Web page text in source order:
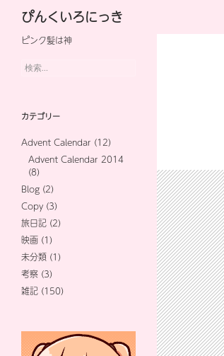
ぴんくいろにっき
ピンク髪は神
検
カテゴリー
Advent Calendar (12)
Advent Calendar 2014
(8)
Blog (2)
Copy (3)
旅日記 (2)
映画 (1)
未分類 (1)
考察 (3)
雑記 (150)